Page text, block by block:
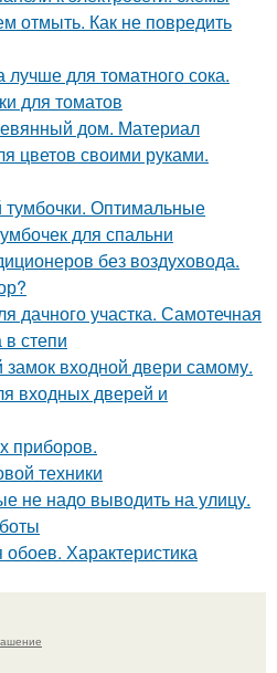
отмыть. Как не повредить
для томатного сока.
для томатов
дом. Материал
цветов своими руками.
тумбочки. Оптимальные
для спальни
без воздуховода.
дачного участка. Самотечная
степи
замок входной двери самому.
входных дверей и
приборов.
техники
не надо выводить на улицу.
Характеристика